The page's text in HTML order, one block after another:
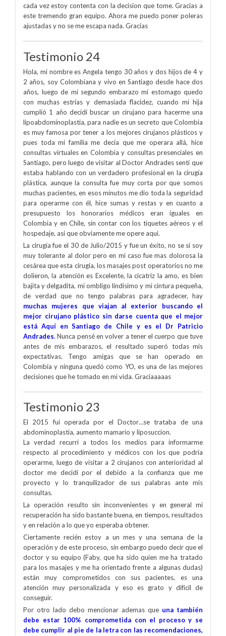
cada vez estoy contenta con la decision que tome. Gracias a
este tremendo gran equipo. Ahora me puedo poner poleras
ajustadas y no se me escapa nada. Gracias
Testimonio 24
Hola, mi nombre es Angela tengo 30 años y dos hijos de 4 y
2 años, soy Colombiana y vivo en Santiago desde hace dos
años, luego de mi segundo embarazo mi estomago quedo
con muchas estrías y demasiada flacidez, cuando mi hija
cumplió 1 año decidí buscar un cirujano para hacerme una
lipoabdominoplastia, para nadie es un secreto que Colombia
es muy famosa por tener a los mejores cirujanos plásticos y
pues toda mi familia me decía que me operara allá, hice
consultas virtuales en Colombia y consultas presenciales en
Santiago, pero luego de visitar al Doctor Andrades sentí que
estaba hablando con un verdadero profesional en la cirugía
plástica, aunque la consulta fue muy corta por que somos
muchas pacientes, en esos minutos me dio toda la seguridad
para operarme con él, hice sumas y restas y en cuanto a
presupuesto los honorarios médicos eran iguales en
Colombia y en Chile, sin contar con los tiquetes aéreos y el
hospedaje, asi que obviamente me opere aqui.
La cirugía fue el 30 de Julio/2015 y fue un éxito, no se si soy
muy tolerante al dolor pero en mi caso fue mas dolorosa la
cesárea que esta cirugía, los masajes post operatorios no me
dolieron, la atención es Excelente, la cicatriz la amo, es bien
bajita y delgadita, mi ombligo lindisimo y mi cintura pequeña,
de verdad que no tengo palabras para agradecer, hay
muchas mujeres que viajan al exterior buscando el
mejor cirujano plástico sin darse cuenta que el mejor
está Aquí en Santiago de Chile y es el Dr Patricio
Andrades. Nunca pensé en volver a tener el cuerpo que tuve
antes de mis embarazos, el resultado superó todas mis
expectativas. Tengo amigas que se han operado en
Colombia y ninguna quedó como YO, es una de las mejores
decisiones que he tomado en mi vida. Graciaaaaas
Testimonio 23
El 2015 fui operada por el Doctor…se trataba de una
abdominoplastia, aumento mamario y liposuccion.
La verdad recurrí a todos los medios para informarme
respecto al procedimiento y médicos con los que podría
operarme, luego de visitar a 2 cirujanos con anterioridad al
doctor me decidí por el debido a la confianza que me
proyecto y lo tranquilizador de sus palabras ante mis
consultas.
La operación resulto sin inconvenientes y en general mi
recuperación ha sido bastante buena, en tiempos, resultados
y en relación a lo que yo esperaba obtener.
Ciertamente recién estoy a un mes y una semana de la
operación y de este proceso, sin embargo puedo decir que el
doctor y su equipo (Faby, que ha sido quien me ha tratado
para los masajes y me ha orientado frente a algunas dudas)
están muy comprometidos con sus pacientes, es una
atención muy personalizada y eso es grato y difícil de
conseguir.
Por otro lado debo mencionar ademas que una también
debe estar 100% comprometida con el proceso y se
debe cumplir al pie de la letra con las recomendaciones,